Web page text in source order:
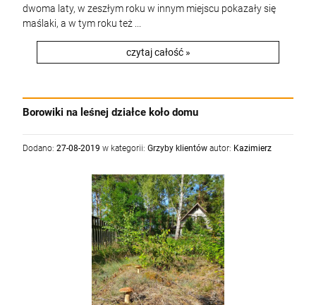
dwoma laty, w zeszłym roku w innym miejscu pokazały się
maślaki, a w tym roku też ...
czytaj całość »
Borowiki na leśnej działce koło domu
Dodano: 27-08-2019 w kategorii: Grzyby klientów autor: Kazimierz